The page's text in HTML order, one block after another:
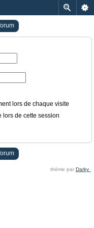
lors de chaque visite
lors de cette session
thème par Darky